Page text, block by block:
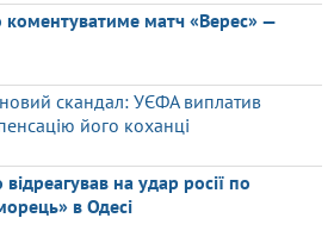
коментуватиме матч «Верес» —
скандал: УЄФА виплатив
його коханці
на удар росії по
в Одесі